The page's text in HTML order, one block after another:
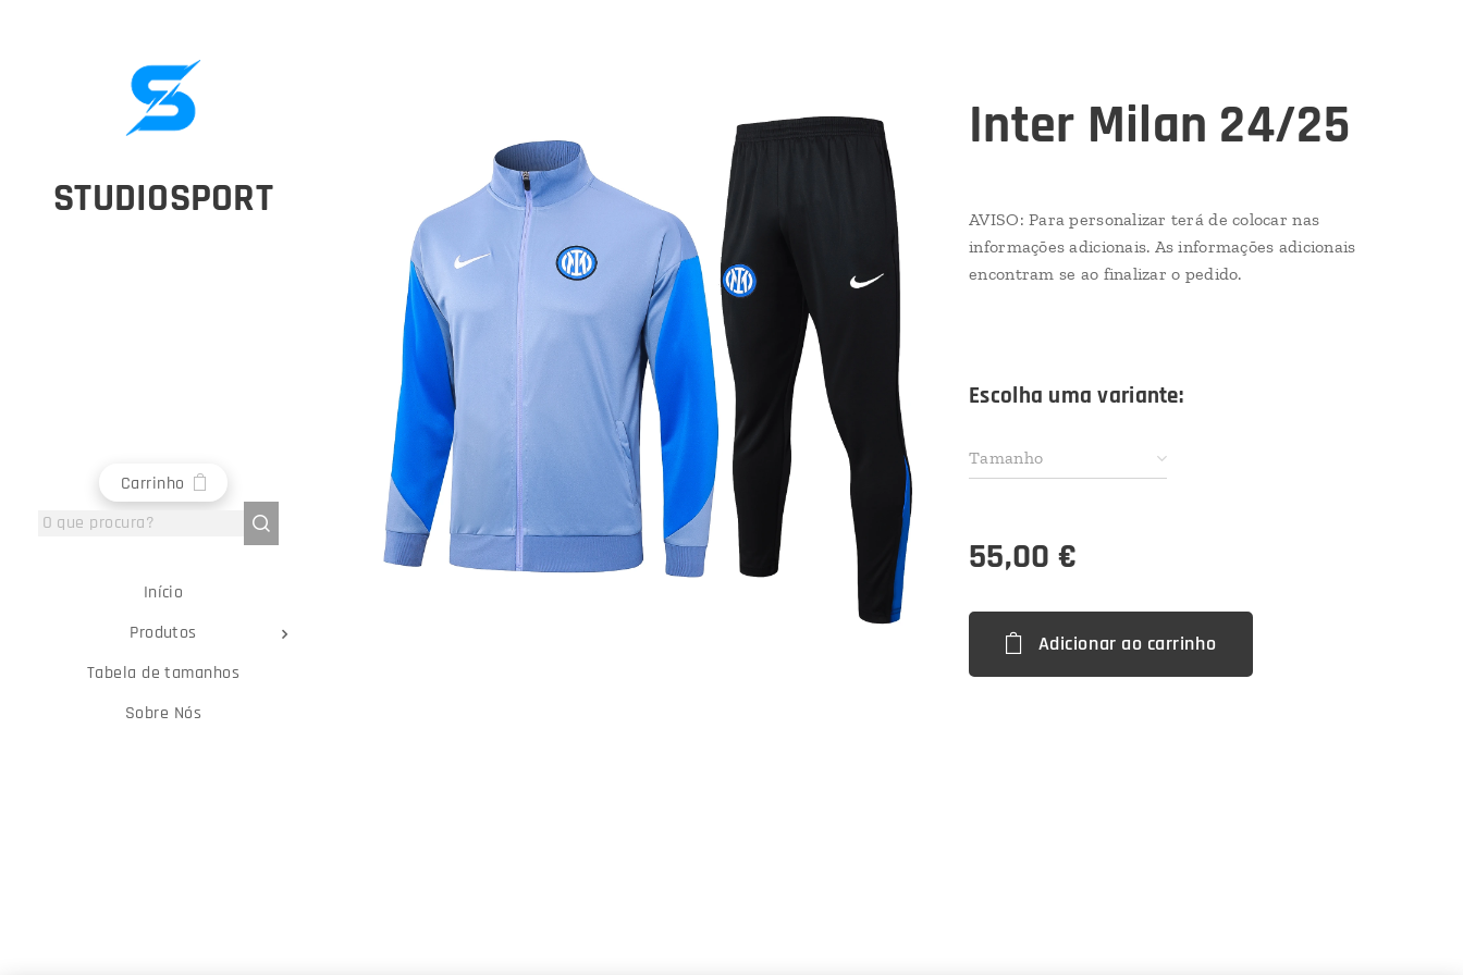
STUDIOSPORT
Carrinho
Início
Produtos
Tabela de tamanhos
Sobre Nós
Inter Milan 24/25
AVISO: Para personalizar terá de colocar nas
informações adicionais. As informações adicionais
encontram se ao finalizar o pedido.
Escolha uma variante:
Tamanho
55,00 €
Adicionar ao carrinho